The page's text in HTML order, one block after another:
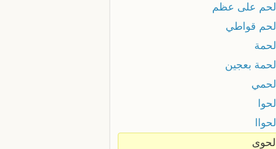
لحم على عظم
لحم قواطي
لحمة
لحمة بعجين
لحمي
لحوا
لحواا
لحوى